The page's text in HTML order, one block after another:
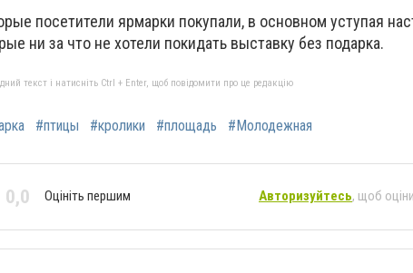
посетители ярмарки покупали, в основном уступая
ни за что не хотели покидать выставку без подарка.
текст і натисніть Ctrl + Enter, щоб повідомити про це редакцію
#птицы #кролики #площадь #Молодежная
0,0 Оцініть першим Авторизуйтесь, щоб